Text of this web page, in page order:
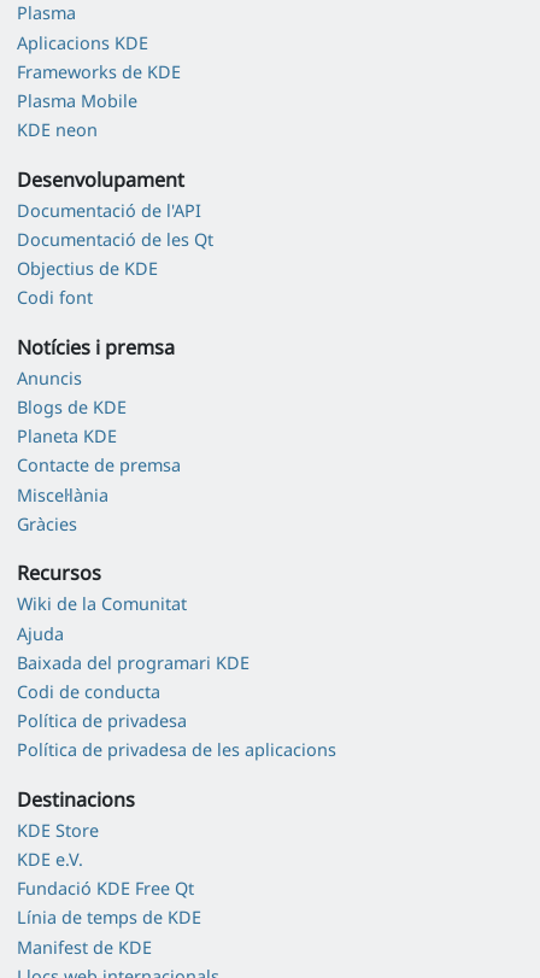
Plasma
Aplicacions KDE
Frameworks de KDE
Plasma Mobile
KDE neon
Desenvolupament
Documentació de l'API
Documentació de les Qt
Objectius de KDE
Codi font
Notícies i premsa
Anuncis
Blogs de KDE
Planeta KDE
Contacte de premsa
Miscel·lània
Gràcies
Recursos
Wiki de la Comunitat
Ajuda
Baixada del programari KDE
Codi de conducta
Política de privadesa
Política de privadesa de les aplicacions
Destinacions
KDE Store
KDE e.V.
Fundació KDE Free Qt
Línia de temps de KDE
Manifest de KDE